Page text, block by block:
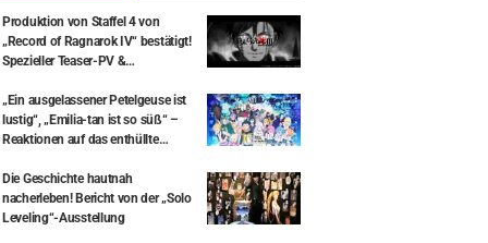
Produktion von Staffel 4 von
„Record of Ragnarok IV“ bestätigt!
Spezieller Teaser-PV &
Schöpferteams eingetroffen: „Die
Runden 10 und 11 stehen im
Mittelpunkt“
„Ein ausgelassener Petelgeuse ist
lustig“, „Emilia-tan ist so süß“ –
Reaktionen auf das enthüllte
10-jährigen Anime-Jubiläums von
„Re:ZERO -Starting Life in Another
World-“
Die Geschichte hautnah
nacherleben! Bericht von der „Solo
Leveling“-Ausstellung